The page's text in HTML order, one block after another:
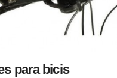
para bicis